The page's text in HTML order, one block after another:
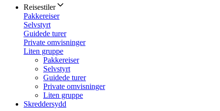
Reisestiler
Pakkereiser
Selvstyrt
Guidede turer
Private omvisninger
Liten gruppe
Pakkereiser
Selvstyrt
Guidede turer
Private omvisninger
Liten gruppe
Skreddersydd